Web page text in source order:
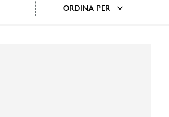
ORDINA PER